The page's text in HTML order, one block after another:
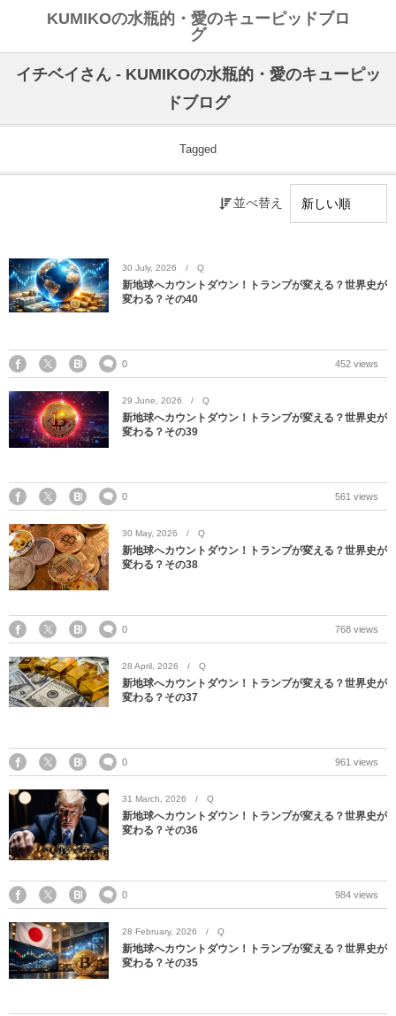
KUMIKOの水瓶的・愛のキューピッドブロ
グ
イチベイさん - KUMIKOの水瓶的・愛のキューピッ
ドブログ
Tagged
並べ替え
30 July, 2026 Q
新地球へカウントダウン！トランプが変える？世界史が
変わる？その40
0 452 views
29 June 2026 Q
新地球へカウントダウン！トランプが変える？世界史が
変わる？その39
0 561 views
30 May, 2026 Q
新地球へカウントダウン！トランプが変える？世界史が
変わる？その38
0 768 views
28 April 2026 Q
新地球へカウントダウン！トランプが変える？世界史が
変わる？その37
0 961 views
31 March 2026 Q
新地球へカウントダウン！トランプが変える？世界史が
変わる？その36
0 984 views
28 February, 2026 Q
新地球へカウントダウン！トランプが変える？世界史が
変わる？その35